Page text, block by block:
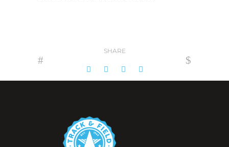
SHARE